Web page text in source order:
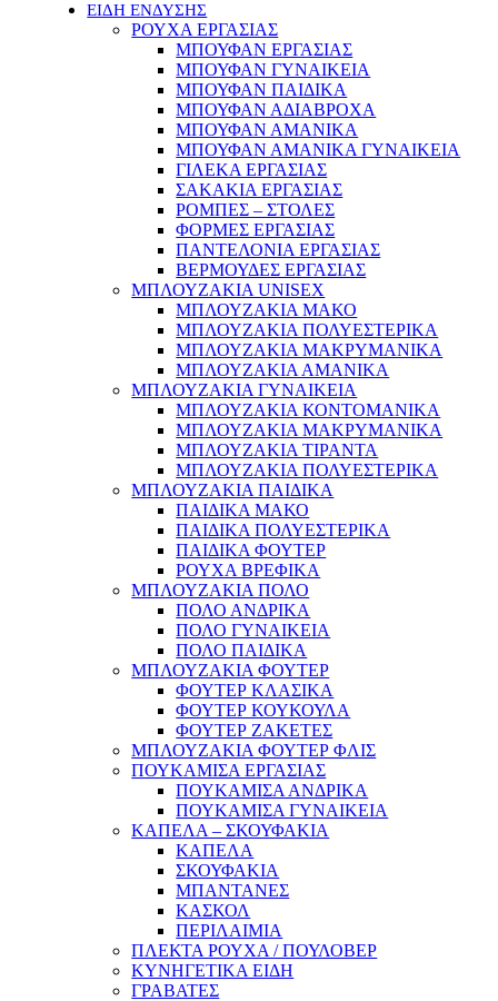
ΕΙΔΗ ΕΝΔΥΣΗΣ
ΡΟΥΧΑ ΕΡΓΑΣΙΑΣ
ΜΠΟΥΦΑΝ ΕΡΓΑΣΙΑΣ
ΜΠΟΥΦΑΝ ΓΥΝΑΙΚΕΙΑ
ΜΠΟΥΦΑΝ ΠΑΙΔΙΚΑ
ΜΠΟΥΦΑΝ ΑΔΙΑΒΡΟΧΑ
ΜΠΟΥΦΑΝ ΑΜΑΝΙΚΑ
ΜΠΟΥΦΑΝ ΑΜΑΝΙΚΑ ΓΥΝΑΙΚΕΙΑ
ΓΙΛΕΚΑ ΕΡΓΑΣΙΑΣ
ΣΑΚΑΚΙΑ ΕΡΓΑΣΙΑΣ
ΡΟΜΠΕΣ – ΣΤΟΛΕΣ
ΦΟΡΜΕΣ ΕΡΓΑΣΙΑΣ
ΠΑΝΤΕΛΟΝΙΑ ΕΡΓΑΣΙΑΣ
ΒΕΡΜΟΥΔΕΣ ΕΡΓΑΣΙΑΣ
ΜΠΛΟΥΖΑΚΙΑ UNISEX
ΜΠΛΟΥΖΑΚΙΑ ΜΑΚΟ
ΜΠΛΟΥΖΑΚΙΑ ΠΟΛΥΕΣΤΕΡΙΚΑ
ΜΠΛΟΥΖΑΚΙΑ ΜΑΚΡΥΜΑΝΙΚΑ
ΜΠΛΟΥΖΑΚΙΑ ΑΜΑΝΙΚΑ
ΜΠΛΟΥΖΑΚΙΑ ΓΥΝΑΙΚΕΙΑ
ΜΠΛΟΥΖΑΚΙΑ ΚΟΝΤΟΜΑΝΙΚΑ
ΜΠΛΟΥΖΑΚΙΑ ΜΑΚΡΥΜΑΝΙΚΑ
ΜΠΛΟΥΖΑΚΙΑ ΤΙΡΑΝΤΑ
ΜΠΛΟΥΖΑΚΙΑ ΠΟΛΥΕΣΤΕΡΙΚΑ
ΜΠΛΟΥΖΑΚΙΑ ΠΑΙΔΙΚΑ
ΠΑΙΔΙΚΑ ΜΑΚΟ
ΠΑΙΔΙΚΑ ΠΟΛΥΕΣΤΕΡΙΚΑ
ΠΑΙΔΙΚΑ ΦΟΥΤΕΡ
ΡΟΥΧΑ ΒΡΕΦΙΚΑ
ΜΠΛΟΥΖΑΚΙΑ ΠΟΛΟ
ΠΟΛΟ ΑΝΔΡΙΚΑ
ΠΟΛΟ ΓΥΝΑΙΚΕΙΑ
ΠΟΛΟ ΠΑΙΔΙΚΑ
ΜΠΛΟΥΖΑΚΙΑ ΦΟΥΤΕΡ
ΦΟΥΤΕΡ ΚΛΑΣΙΚΑ
ΦΟΥΤΕΡ ΚΟΥΚΟΥΛΑ
ΦΟΥΤΕΡ ΖΑΚΕΤΕΣ
ΜΠΛΟΥΖΑΚΙΑ ΦΟΥΤΕΡ ΦΛΙΣ
ΠΟΥΚΑΜΙΣΑ ΕΡΓΑΣΙΑΣ
ΠΟΥΚΑΜΙΣΑ ΑΝΔΡΙΚΑ
ΠΟΥΚΑΜΙΣΑ ΓΥΝΑΙΚΕΙΑ
ΚΑΠΕΛΑ – ΣΚΟΥΦΑΚΙΑ
ΚΑΠΕΛΑ
ΣΚΟΥΦΑΚΙΑ
ΜΠΑΝΤΑΝΕΣ
ΚΑΣΚΟΛ
ΠΕΡΙΛΑΙΜΙΑ
ΠΛΕΚΤΑ ΡΟΥΧΑ / ΠΟΥΛΟΒΕΡ
ΚΥΝΗΓΕΤΙΚΑ ΕΙΔΗ
ΓΡΑΒΑΤΕΣ